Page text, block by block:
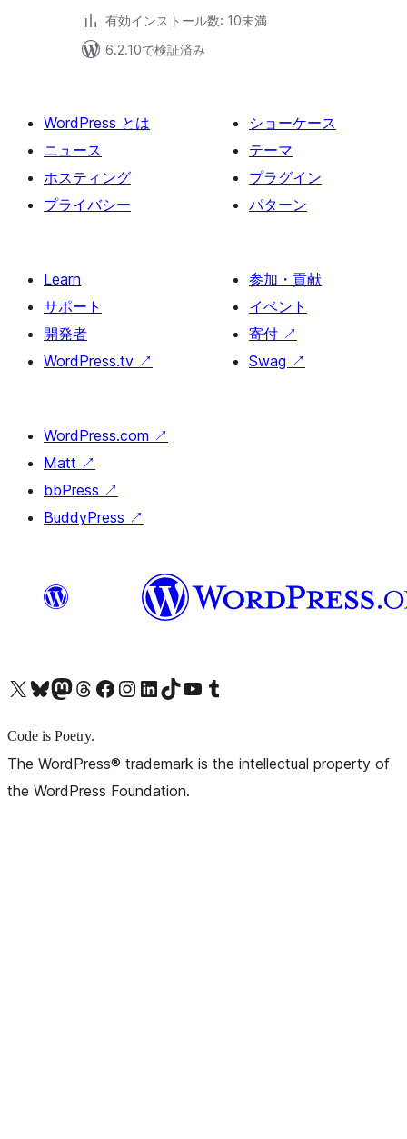
有効インストール数: 10未満
6.2.10で検証済み
WordPress とは
ニュース
ホスティング
プライバシー
ショーケース
テーマ
プラグイン
パターン
Learn
サポート
開発者
WordPress.tv ↗
参加・貢献
イベント
寄付 ↗
Swag ↗
WordPress.com ↗
Matt ↗
bbPress ↗
BuddyPress ↗
X (旧 Twitter) アカウントへBluesky アカウントへMastodon アカウントへThreads アカウントへ Facebook ページへInstagram アカウントへ LinkedIn アカウントへTikTok アカウントへYouTube チャンネルへ Tumblr アカウントへ
Code is Poetry.
The WordPress® trademark is the intellectual property of
the WordPress Foundation.